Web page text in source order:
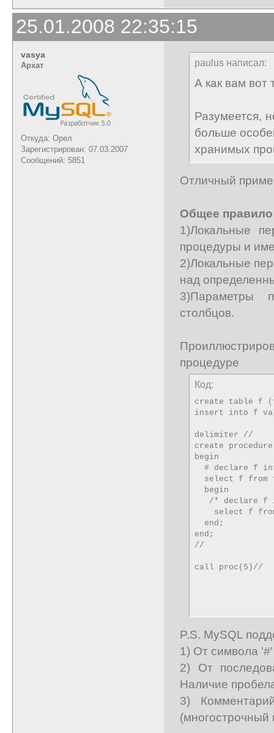
25.01.2008 22:35:15
vasya
Архат
Откуда: Орел
Зарегистрирован: 07.03.2007
Сообщений: 5851
paulus написал:
А как вам вот
Разумеется,
больше
хранимых
Отличный
Общее правило
1)Локальные
процедуры и
2)Локальные
над
3)Параметры
столбцов.
процедуре
Код:
create table f
insert into f
delimiter //
create
begin
# declare f
select f from
  begin
/* declare f
select f
  end;
end;
//
call proc(5)//
P.S. MySQL
1) От символа
2) От
Наличие
3)
(многострочный